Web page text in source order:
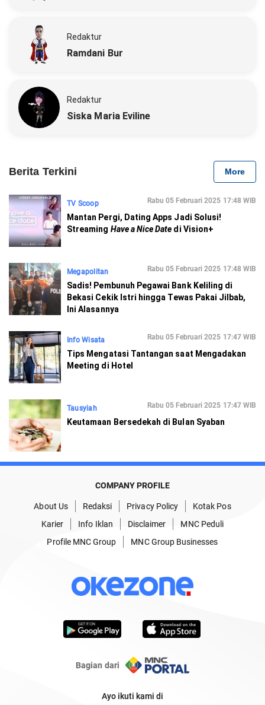
Redaktur
Ramdani Bur
Redaktur
Siska Maria Eviline
Berita Terkini More
TV Scoop Rabu 05 Februari 2025 17:48 WIB
Mantan Pergi, Dating Apps Jadi Solusi!
Streaming Have a Nice Date di Vision+
Megapolitan Rabu 05 Februari 2025 17:48 WIB
Sadis! Pembunuh Pegawai Bank Keliling di
Bekasi Cekik Istri hingga Tewas Pakai Jilbab,
Ini Alasannya
Info Wisata Rabu 05 Februari 2025 17:47 WIB
Tips Mengatasi Tantangan saat Mengadakan
Meeting di Hotel
Tausyiah Rabu 05 Februari 2025 17:47 WIB
Keutamaan Bersedekah di Bulan Syaban
COMPANY PROFILE
About Us Redaksi Privacy Policy
Kotak Pos
Karier
Info Iklan Disclaimer
MNC Peduli
Profile MNC Group
MNC Group Businesses
Bagian dari
Ayo ikuti kami di